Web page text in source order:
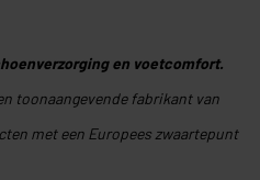
en voetcomfort.
toonaangevende fabrikant van
met een Europees zwaartepunt